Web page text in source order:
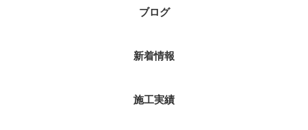
ブログ
新着情報
施工実績